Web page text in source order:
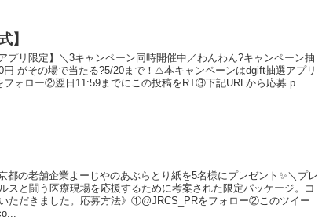
】
リ限定】＼3キャンペーン同時開催中／わんわん?キャンペーン抽
がその場で当たる?5/20まで！⚠️本キャンペーンはdgift抽選アプリ
ォロー②翌日11:59までにこの投稿をRT③下記URLから応募 p...
の老舗企業よーじやのあぶらとり紙を5名様にプレゼント✨＼プレ
スと闘う医療現場を応援するために考案された限定パッケージ。コ
ただきました。応募方法》①@JRCS_PRをフォロー②このツイー